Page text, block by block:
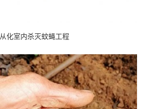
从化室内杀灭蚊蝇工程